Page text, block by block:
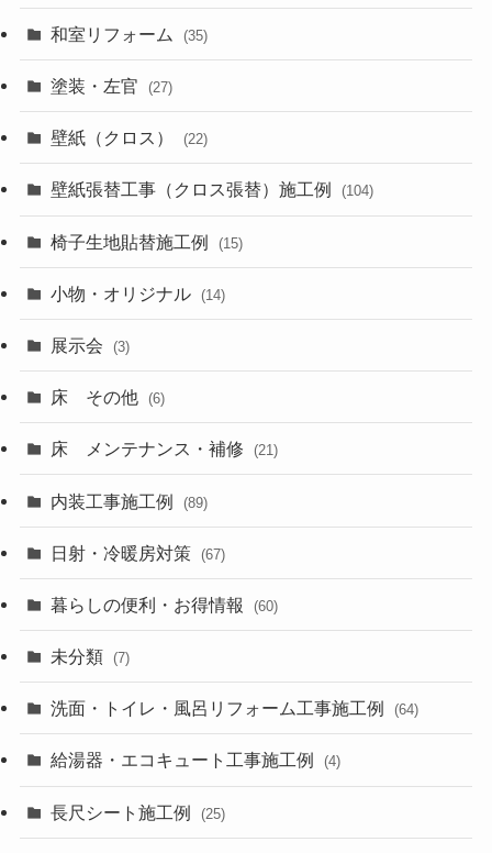
和室リフォーム (35)
塗装・左官 (27)
壁紙（クロス） (22)
壁紙張替工事（クロス張替）施工例 (104)
椅子生地貼替施工例 (15)
小物・オリジナル (14)
展示会 (3)
床 その他 (6)
床 メンテナンス・補修 (21)
内装工事施工例 (89)
日射・冷暖房対策 (67)
暮らしの便利・お得情報 (60)
未分類 (7)
洗面・トイレ・風呂リフォーム工事施工例 (64)
給湯器・エコキュート工事施工例 (4)
長尺シート施工例 (25)